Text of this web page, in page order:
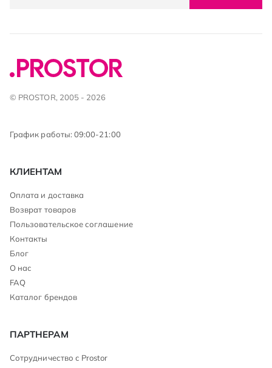
© PROSTOR, 2005 - 2026
График работы: 09:00-21:00
КЛИЕНТАМ
Оплата и доставка
Возврат товаров
Пользовательское соглашение
Контакты
Блог
О нас
FAQ
Каталог брендов
ПАРТНЕРАМ
Сотрудничество с Prostor